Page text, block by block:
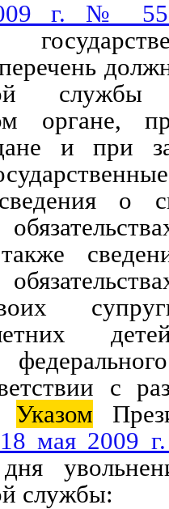
г. №
органе,
и при
сведения о
с
Указом
мая 2009
службы: